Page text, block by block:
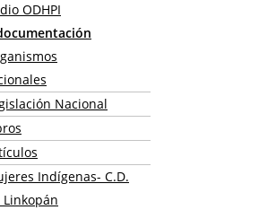
ODHPI
Nacional
Indígenas- C.D.